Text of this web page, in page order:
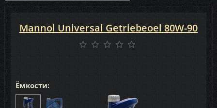
Ёмкости:
Mannol Universal Getriebeoel 80W-90